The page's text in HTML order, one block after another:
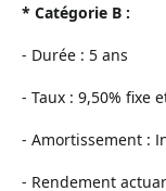
* Catégorie B :
- Durée : 5 ans
- Taux : 9,50% fixe
- Amortissement :
- Rendement